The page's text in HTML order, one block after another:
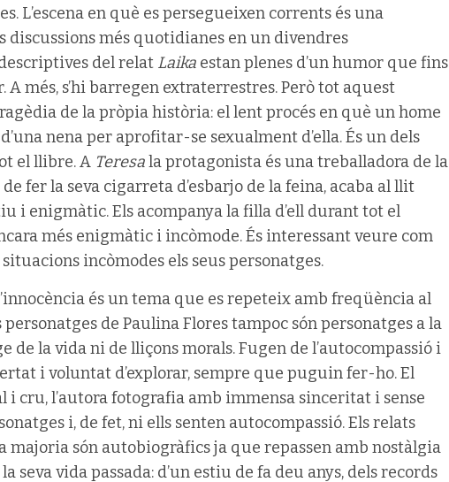
L’escena en què es persegueixen corrents és una
discussions més quotidianes en un divendres
del relat Laika estan plenes d’un humor que fins
A més, s’hi barregen extraterrestres. Però tot aquest
de la pròpia història: el lent procés en què un home
nena per aprofitar-se sexualment d’ella. És un dels
el llibre. A Teresala protagonista és una treballadora de la
fer la seva cigarreta d’esbarjo de la feina, acaba al llit
i enigmàtic. Els acompanya la filla d’ell durant tot el
més enigmàtic i incòmode. És interessant veure com
incòmodes els seus personatges.
és un tema que es repeteix amb freqüència al
de Paulina Flores tampoc són personatges a la
de la vida ni de lliçons morals. Fugen de l’autocompassió i
i voluntat d’explorar, sempre que puguin fer-ho. El
i cru, l’autora fotografia amb immensa sinceritat i sense
i, de fet, ni ells senten autocompassió. Els relats
majoria són autobiogràfics ja que repassen amb nostàlgia
seva vida passada: d’un estiu de fa deu anys, dels records